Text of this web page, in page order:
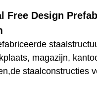
Free Design
magazijn,
staalconstructies